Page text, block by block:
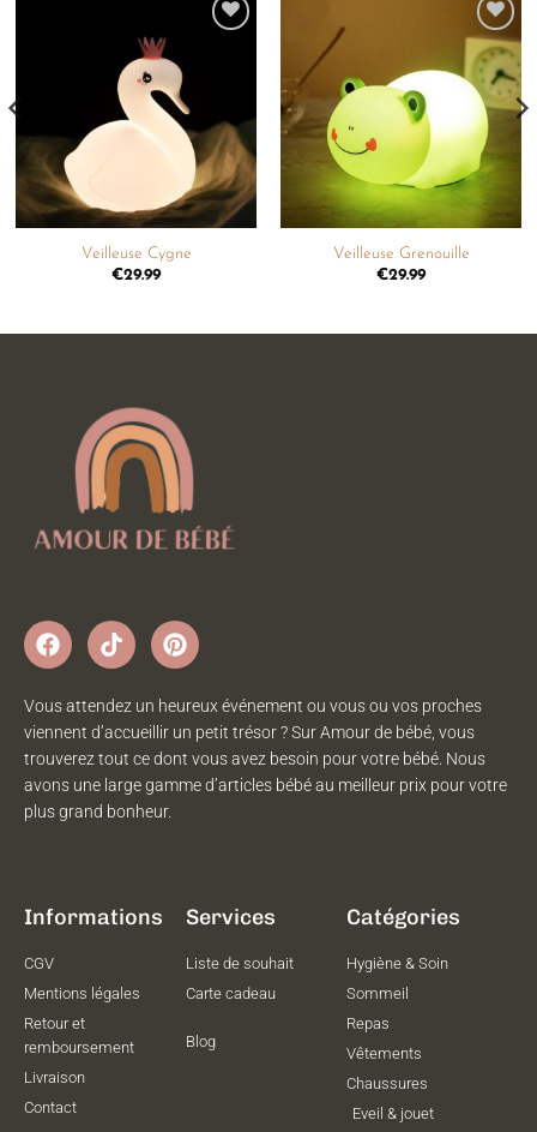
Veilleuse Cygne
€29.99
Ajouter
à la
liste de
souhaits
Veilleuse Grenouille
€29.99
Vous attendez un heureux événement ou vous ou vos proches
viennent d’accueillir un petit trésor ? Sur Amour de bébé, vous
trouverez tout ce dont vous avez besoin pour votre bébé. Nous
avons une large gamme d’articles bébé au meilleur prix pour votre
plus grand bonheur.
Informations
CGV
Mentions légales
Retour et
remboursement
Livraison
Contact
Services
Liste de souhait
Carte cadeau
Blog
Catégories
Hygiène & Soin
Sommeil
Repas
Vêtements
Chaussures
Eveil & jouet